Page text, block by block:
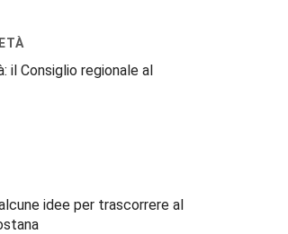
il Consiglio regionale al
idee per trascorrere al